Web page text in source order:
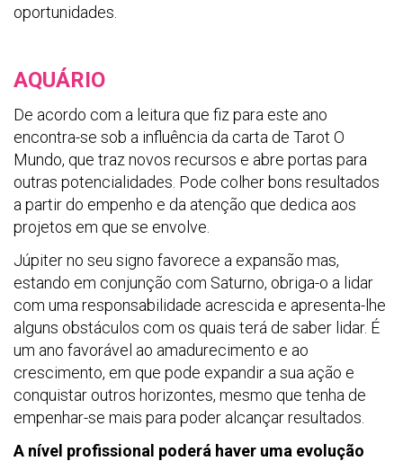
oportunidades.
AQUÁRIO
De acordo com a leitura que fiz para este ano
encontra-se sob a influência da carta de Tarot O
Mundo, que traz novos recursos e abre portas para
outras potencialidades. Pode colher bons resultados
a partir do empenho e da atenção que dedica aos
projetos em que se envolve.
Júpiter no seu signo favorece a expansão mas,
estando em conjunção com Saturno, obriga-o a lidar
com uma responsabilidade acrescida e apresenta-lhe
alguns obstáculos com os quais terá de saber lidar. É
um ano favorável ao amadurecimento e ao
crescimento, em que pode expandir a sua ação e
conquistar outros horizontes, mesmo que tenha de
empenhar-se mais para poder alcançar resultados.
A nível profissional poderá haver uma evolução